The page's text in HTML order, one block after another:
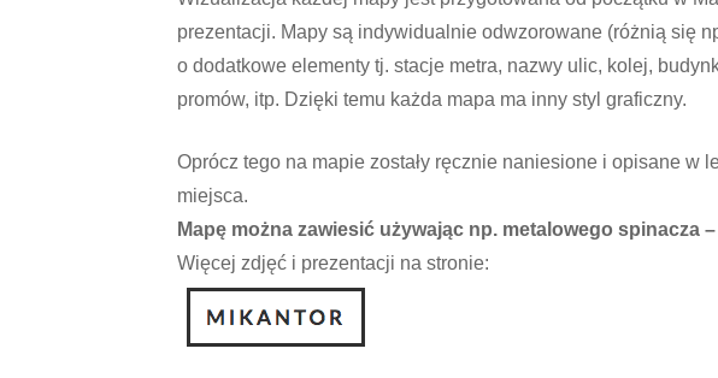
prezentacji. Mapy są indywidualnie odwzorowane (różnią się
o dodatkowe elementy tj. stacje metra, nazwy ulic, kolej,
promów, itp. Dzięki temu każda mapa ma inny styl graficzny.
Oprócz tego na mapie zostały ręcznie naniesione i opisane w
miejsca.
Mapę można zawiesić używając np. metalowego spinacza
Więcej zdjęć i prezentacji na stronie: